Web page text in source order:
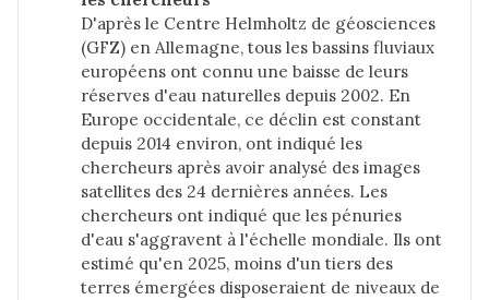
D'après le Centre Helmholtz de géosciences
(GFZ) en Allemagne, tous les bassins fluviaux
européens ont connu une baisse de leurs
réserves d'eau naturelles depuis 2002. En
Europe occidentale, ce déclin est constant
depuis 2014 environ, ont indiqué les
chercheurs après avoir analysé des images
satellites des 24 dernières années. Les
chercheurs ont indiqué que les pénuries
d'eau s'aggravent à l'échelle mondiale. Ils ont
estimé qu'en 2025, moins d'un tiers des
terres émergées disposeraient de niveaux de